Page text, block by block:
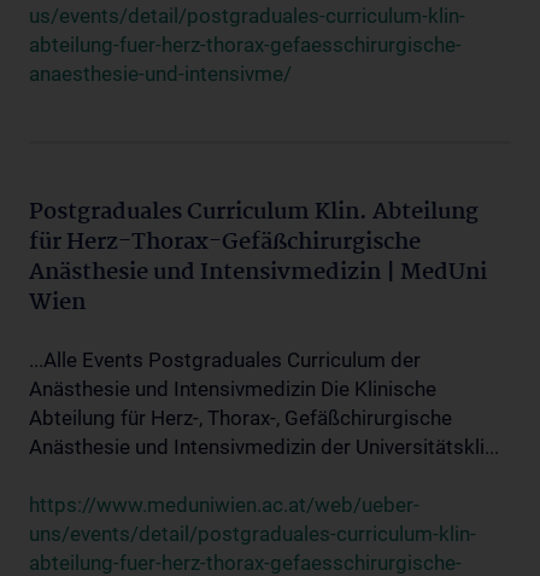
us/events/detail/postgraduales-curriculum-klin-
abteilung-fuer-herz-thorax-gefaesschirurgische-
anaesthesie-und-intensivme/
Postgraduales Curriculum Klin. Abteilung
für Herz-Thorax-Gefäßchirurgische
Anästhesie und Intensivmedizin | MedUni
Wien
...Alle Events Postgraduales Curriculum der
Anästhesie und Intensivmedizin Die Klinische
Abteilung für Herz-, Thorax-, Gefäßchirurgische
Anästhesie und Intensivmedizin der Universitätskli...
https://www.meduniwien.ac.at/web/ueber-
uns/events/detail/postgraduales-curriculum-klin-
abteilung-fuer-herz-thorax-gefaesschirurgische-